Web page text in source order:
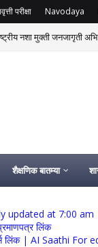
परीक्षा Navodaya
नशा मुक्ती जनजागृती
शैक्षणिक बातम्या
updated at 7:00 am
लिंक
लिंक | AI Saathi